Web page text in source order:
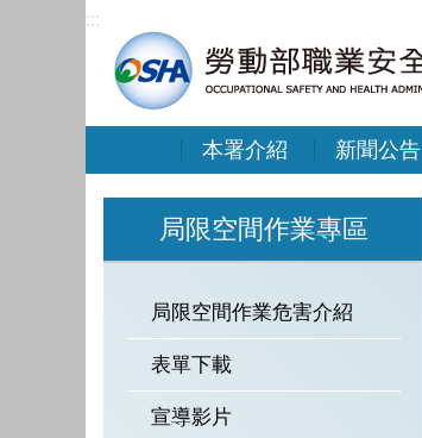
:::
本署介紹 新聞公告
局限空間作業專區
局限空間作業危害介紹
表單下載
宣導影片